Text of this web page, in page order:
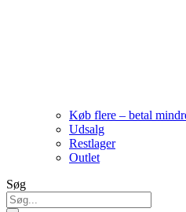
Køb flere – betal
Udsalg
Restlager
Outlet
Søg